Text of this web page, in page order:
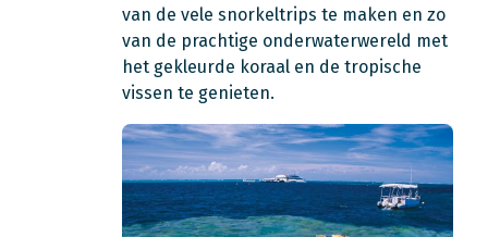
van de vele snorkeltrips te maken en zo
van de prachtige onderwaterwereld met
het gekleurde koraal en de tropische
vissen te genieten.